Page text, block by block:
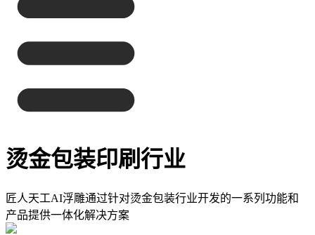
烫金包装印刷行业
匠人天工AI浮雕通过针对烫金包装行业开发的一系列功能和
产品提供一体化解决方案